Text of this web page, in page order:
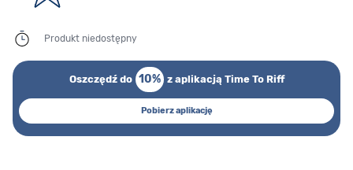
Produkt niedostępny
Oszczędź do 10% z aplikacją Time To Riff
Pobierz aplikację